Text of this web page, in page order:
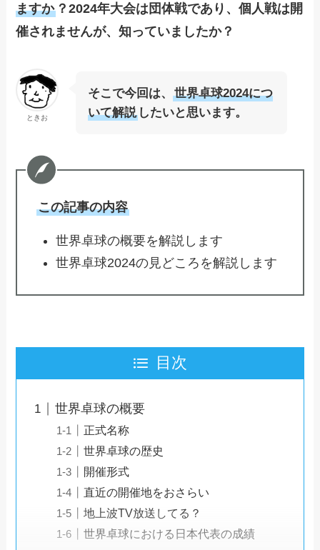
ますか ？2024年大会は団体戦であり、個人戦は開
催されませんが、知っていましたか？
ときお
そこで今回は、世界卓球2024につ
いて解説 したいと思います。
この記事の内容
世界卓球の概要を解説します
世界卓球2024の見どころを解説します
目次
世界卓球の概要
正式名称
世界卓球の歴史
開催形式
直近の開催地をおさらい
地上波TV放送してる？
世界卓球における日本代表の成績